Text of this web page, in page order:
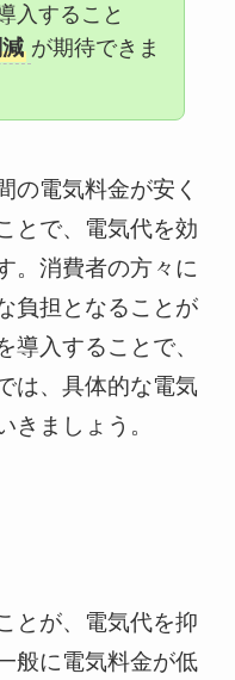
入すること
が期待できま
の電気料金が安く
とで、電気代を効
。消費者の方々に
負担となることが
導入することで、
は、具体的な電気
きましょう。
とが、電気代を抑
般に電気料金が低